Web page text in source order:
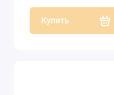
Купить